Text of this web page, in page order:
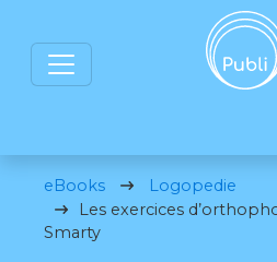
eBooks
Logopedie
Les exercices
Smarty